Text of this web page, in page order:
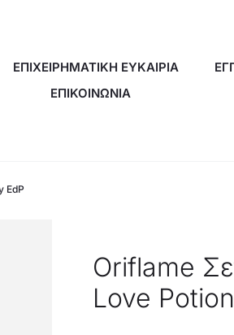
ΕΠΙΧΕΙΡΗΜΑΤΙΚΗ ΕΥΚΑΙΡΙΑ
ΕΠΙΚΟΙΝΩΝΙΑ
EdP
Oriflame
Love